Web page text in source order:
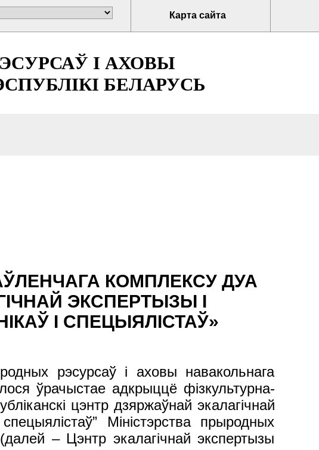
Карта сайта
І АХОВЫ
БЕЛАРУСЬ
КОМПЛЕКСУ ДУА
ЭКСПЕРТЫЗЫ І
І СПЕЦЫЯЛІСТАЎ»
рэсурсаў і аховы навакольнага
ўрачыстае адкрыццё фізкультурна-
цэнтр дзяржаўнай экалагічнай
Міністэрства прыродных
– Цэнтр экалагічнай экспертызы